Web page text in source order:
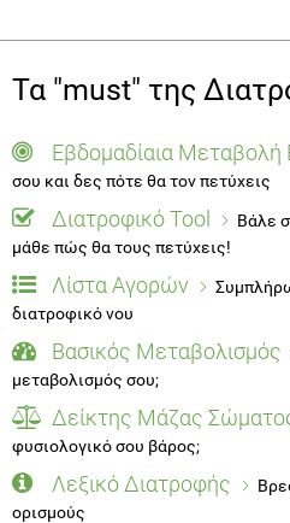
Τα "must" της
Εβδομαδίαια Μεταβολή
σου και δες πότε θα τον πετύχεις
Διατροφικό Tool
Βάλε
μάθε πώς θα τους πετύχεις!
Λίστα Αγορών
διατροφικό νου
Βασικός Μεταβολισμός
μεταβολισμός σου;
Δείκτης Μάζας
φυσιολογικό σου βάρος;
Λεξικό Διατροφής
ορισμούς